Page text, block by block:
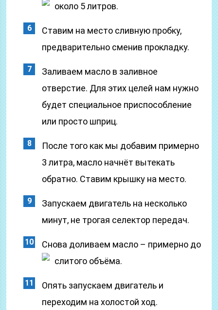
около 5 литров.
Ставим на место сливную пробку,
предварительно сменив прокладку.
Заливаем масло в заливное
отверстие. Для этих целей нам нужно
будет специальное приспособление
или просто шприц.
После того как мы добавим примерно
3 литра, масло начнёт вытекать
обратно. Ставим крышку на место.
Запускаем двигатель на несколько
минут, не трогая селектор передач.
Снова доливаем масло – примерно до
слитого объёма.
Опять запускаем двигатель и
переходим на холостой ход.